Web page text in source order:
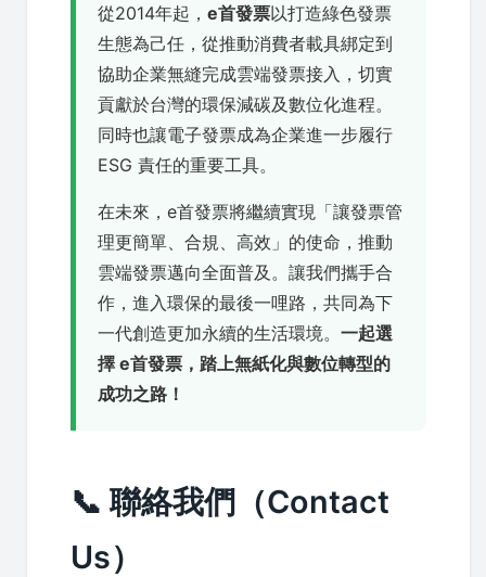
從2014年起， e首發票以打造綠色發票
生態為己任，從推動消費者載具綁定到
協助企業無縫完成雲端發票接入，切實
貢獻於台灣的環保減碳及數位化進程。
同時也讓電子發票成為企業進一步履行
ESG 責任的重要工具。
在未來，e首發票將繼續實現「讓發票管
理更簡單、合規、高效」的使命，推動
雲端發票邁向全面普及。讓我們攜手合
作，進入環保的最後一哩路，共同為下
一代創造更加永續的生活環境。 一起選
擇 e首發票，踏上無紙化與數位轉型的
成功之路！
📞 聯絡我們（Contact
Us）